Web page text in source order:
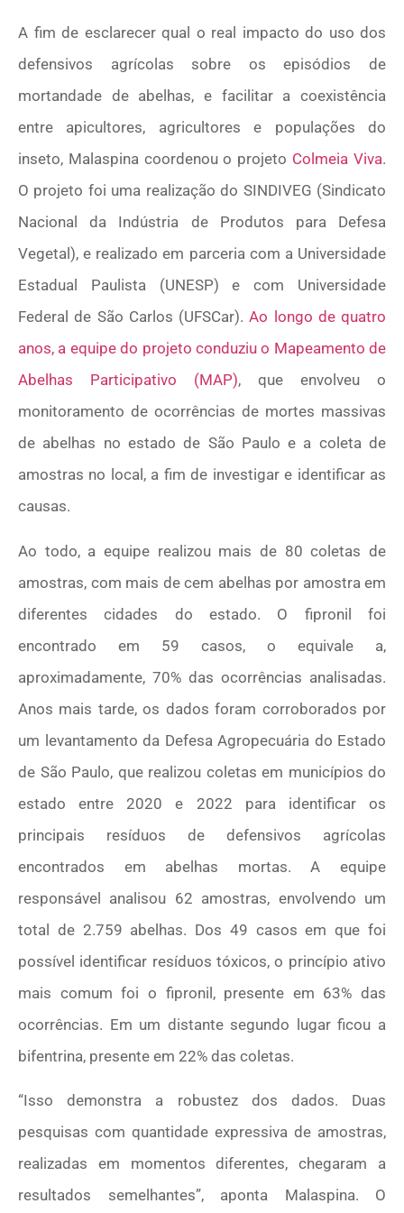
A fim de esclarecer qual o real impacto do uso dos
defensivos agrícolas sobre os episódios de
mortandade de abelhas, e facilitar a coexistência
entre apicultores, agricultores e populações do
inseto, Malaspina coordenou o projeto Colmeia Viva.
O projeto foi uma realização do SINDIVEG (Sindicato
Nacional da Indústria de Produtos para Defesa
Vegetal), e realizado em parceria com a Universidade
Estadual Paulista (UNESP) e com Universidade
Federal de São Carlos (UFSCar).Ao longo de quatro
anos, a equipe do projeto conduziu o Mapeamento de
Abelhas Participativo (MAP), que envolveu o
monitoramento de ocorrências de mortes massivas
de abelhas no estado de São Paulo e a coleta de
amostras no local, a fim de investigar e identificar as
causas.
Ao todo, a equipe realizou mais de 80 coletas de
amostras, com mais de cem abelhas por amostra em
diferentes cidades do estado. O fipronil foi
encontrado em 59 casos, o equivale a,
aproximadamente, 70% das ocorrências analisadas.
Anos mais tarde, os dados foram corroborados por
um levantamento da Defesa Agropecuária do Estado
de São Paulo, que realizou coletas em municípios do
estado entre 2020 e 2022 para identificar os
principais resíduos de defensivos agrícolas
encontrados em abelhas mortas. A equipe
responsável analisou 62 amostras, envolvendo um
total de 2.759 abelhas. Dos 49 casos em que foi
possível identificar resíduos tóxicos, o princípio ativo
mais comum foi o fipronil, presente em 63% das
ocorrências. Em um distante segundo lugar ficou a
bifentrina, presente em 22% das coletas.
“Isso demonstra a robustez dos dados. Duas
pesquisas com quantidade expressiva de amostras,
realizadas em momentos diferentes, chegaram a
resultados semelhantes”, aponta Malaspina. O